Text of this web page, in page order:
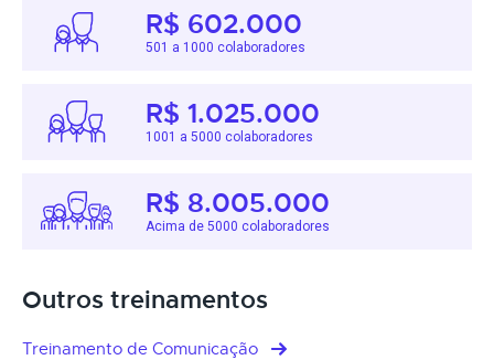
R$ 602.000
501 a 1000 colaboradores
R$ 1.025.000
1001 a 5000 colaboradores
R$ 8.005.000
Acima de 5000 colaboradores
Outros treinamentos
Treinamento de Comunicação